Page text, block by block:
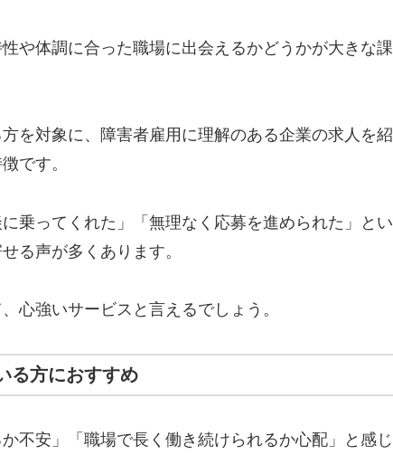
や体調に合った職場に出会えるかどうかが大きな課
を対象に、障害者雇用に理解のある企業の求人を紹
です。
乗ってくれた」「無理なく応募を進められた」とい
る声が多くあります。
心強いサービスと言えるでしょう。
る方におすすめ
不安」「職場で長く働き続けられるか心配」と感じ